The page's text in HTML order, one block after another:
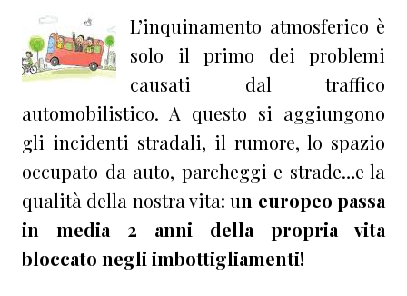
L’inquinamento atmosferico è
solo il primo dei problemi
causati dal traffico
automobilistico. A questo si aggiungono
gli incidenti stradali, il rumore, lo spazio
occupato da auto, parcheggi e strade…e la
qualità della nostra vita: un europeo passa
in media 2 anni della propria vita
bloccato negli imbottigliamenti!